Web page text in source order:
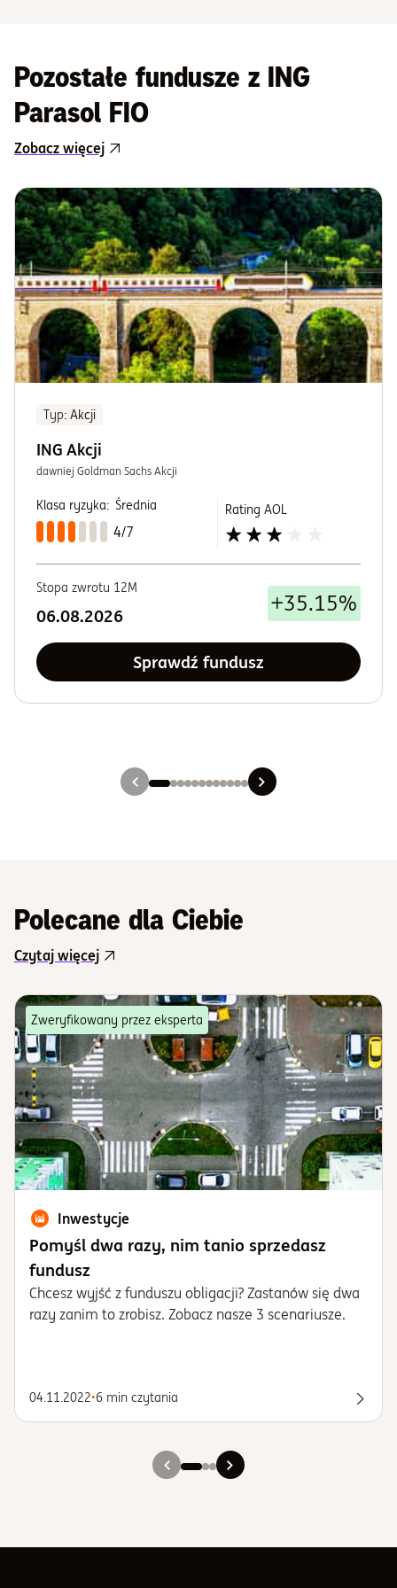
Pozostałe fundusze z ING
Parasol FIO
Zobacz więcej
Typ: Akcji
ING Akcji
dawniej Goldman Sachs Akcji
Klasa ryzyka: Średnia
4/7
Rating AOL
Stopa zwrotu 12M
06.08.2026 +35.15%
Sprawdź fundusz
Slajd 7
Slajd 8
Slajd 9
Slajd 10
Slajd 11
Slajd 12
Polecane dla Ciebie
Czytaj więcej
Zweryfikowany przez eksperta
Inwestycje
Pomyśl dwa razy, nim tanio sprzedasz
fundusz
Chcesz wyjść z funduszu obligacji? Zastanów się dwa
razy zanim to zrobisz. Zobacz nasze 3 scenariusze.
04.11.2022•6 min czytania
Slajd 1
Slajd 2
Slajd 3